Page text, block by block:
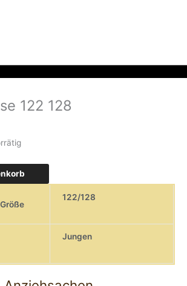
122 128
122/128
Jungen